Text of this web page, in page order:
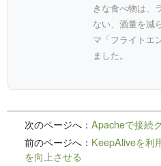
きな食べ物は、
ない、酒量を減
マ「フライトエ
ました。
次のページへ：Apacheで接続
前のページへ： KeepAliveを利
を向上させる